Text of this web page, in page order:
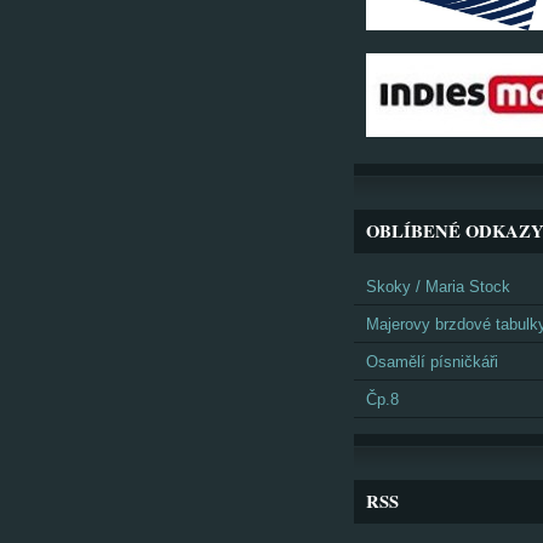
OBLÍBENÉ ODKAZY
Skoky / Maria Stock
Majerovy brzdové
Osamělí písničkáři
Čp.8
RSS